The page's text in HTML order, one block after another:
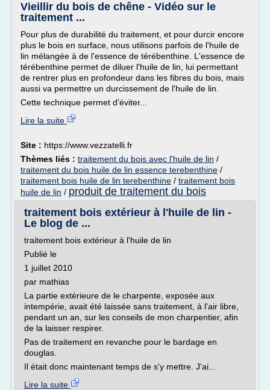
Vieillir du bois de chêne - Vidéo sur le
traitement ...
Pour plus de durabilité du traitement, et pour durcir encore
plus le bois en surface, nous utilisons parfois de l'huile de
lin mélangée à de l'essence de térébenthine. L'essence de
térébenthine permet de diluer l'huile de lin, lui permettant
de rentrer plus en profondeur dans les fibres du bois, mais
aussi va permettre un durcissement de l'huile de lin.
Cette technique permet d'éviter...
Lire la suite
Site : https://www.vezzatelli.fr
Thèmes liés : traitement du bois avec l'huile de lin /
traitement du bois huile de lin essence terebenthine /
traitement bois huile de lin terebenthine / traitement bois
huile de lin / produit de traitement du bois
traitement bois extérieur à l'huile de lin -
Le blog de ...
traitement bois extérieur à l'huile de lin
Publié le
1 juillet 2010
par mathias
La partie extérieure de le charpente, exposée aux
intempérie, avait été laissée sans traitement, à l'air libre,
pendant un an, sur les conseils de mon charpentier, afin
de la laisser respirer.
Pas de traitement en revanche pour le bardage en
douglas.
Il était donc maintenant temps de s'y mettre. J'ai...
Lire la suite